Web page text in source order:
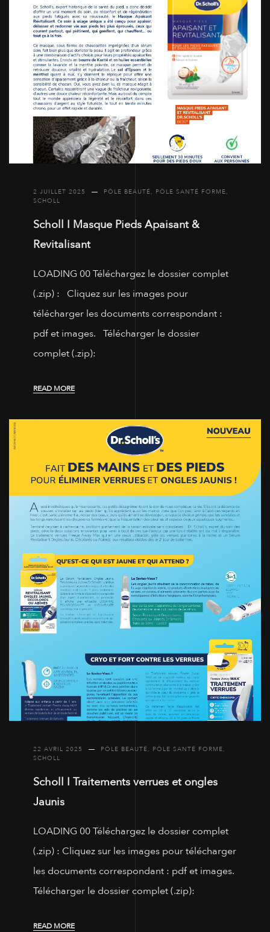
2 JUILLET 2025 PÔLE BEAUTÉ, PÔLE SANTÉ FORME,
SCHOLL
Scholl I Masque Pieds Apaisant &
Revitalisant
LOADING 00 Téléchargez le dossier complet
(.zip) : Cliquez sur les images pour
télécharger les documents correspondant :
pdf et images. Télécharger le dossier
complet (.zip):
READ MORE
22 AVRIL 2025 PÔLE BEAUTÉ, PÔLE SANTÉ FORME,
SCHOLL
Scholl I Traitements verrues et ongles
Jaunis
LOADING 00 Téléchargez le dossier complet
(.zip) : Cliquez sur les images pour télécharger
les documents correspondant : pdf et images.
Télécharger le dossier complet (.zip):
READ MORE